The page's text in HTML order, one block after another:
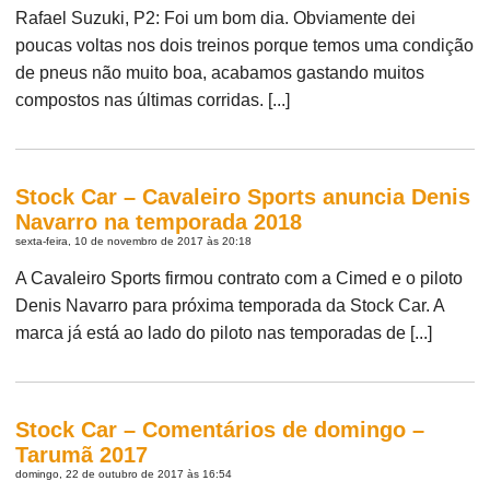
Rafael Suzuki, P2: Foi um bom dia. Obviamente dei
poucas voltas nos dois treinos porque temos uma condição
de pneus não muito boa, acabamos gastando muitos
compostos nas últimas corridas. [...]
Stock Car – Cavaleiro Sports anuncia Denis
Navarro na temporada 2018
sexta-feira, 10 de novembro de 2017 às 20:18
A Cavaleiro Sports firmou contrato com a Cimed e o piloto
Denis Navarro para próxima temporada da Stock Car. A
marca já está ao lado do piloto nas temporadas de [...]
Stock Car – Comentários de domingo –
Tarumã 2017
domingo, 22 de outubro de 2017 às 16:54